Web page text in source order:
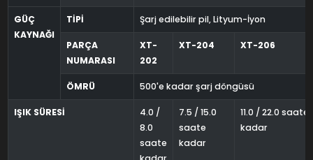
GÜÇ
KAYNAĞI
TİPİ Şarj edilebilir pil, Lityum-İyon
PARÇA
NUMARASI
XT-
202
XT-204 XT-206
ÖMRÜ 500'e kadar şarj döngüsü
IŞIK SÜRESİ
4.0 /
8.0
saate
7.5 / 15.0
saate
kadar
11.0 / 22.0 saate
kadar